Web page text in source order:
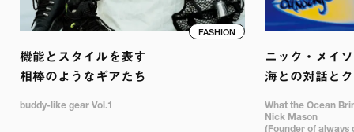
FASHION
機能とスタイルを表す
相棒のようなギアたち
buddy-like gear Vol.1
ニック・メイ
海との対話と
What the Ocean
Nick Mason
(Founder of always